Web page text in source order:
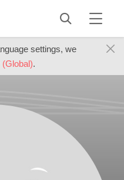
settings, we
(Global).